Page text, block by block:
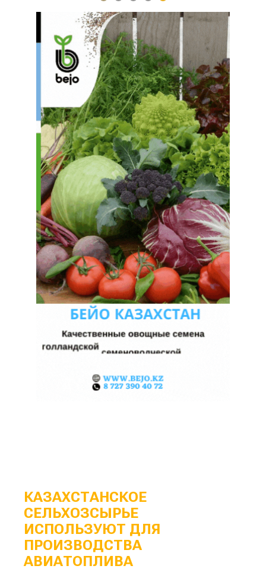
КАЗАХСТАНСКОЕ
СЕЛЬХОЗСЫРЬЕ
ИСПОЛЬЗУЮТ ДЛЯ
ПРОИЗВОДСТВА
АВИАТОПЛИВА